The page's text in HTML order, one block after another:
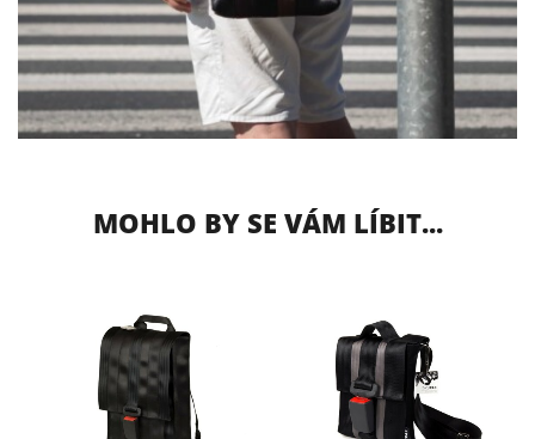
MOHLO BY SE VÁM LÍBIT...